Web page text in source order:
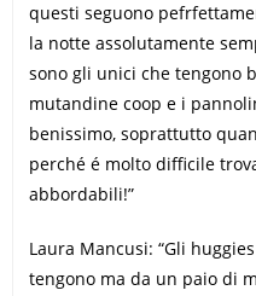
questi seguono
la notte assolutamente
sono gli unici che tengono
mutandine coop e i
benissimo, soprattutto
perché é molto difficile
abbordabili!”
Laura Mancusi: “Gli
tengono ma da un paio di